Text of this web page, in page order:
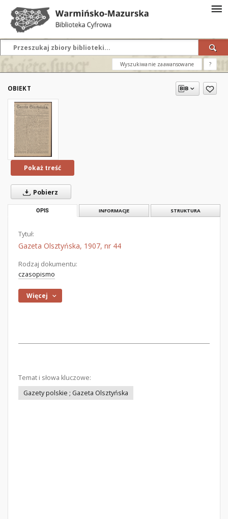
Wyszukiwanie zaawansowane ?
OBIEKT
Pokaż treść
Pobierz
OPIS INFORMACJE STRUKTURA
Tytuł:
Gazeta Olsztyńska, 1907, nr 44
Rodzaj dokumentu:
czasopismo
Więcej
Temat i słowa kluczowe:
Gazety polskie ; Gazeta Olsztyńska